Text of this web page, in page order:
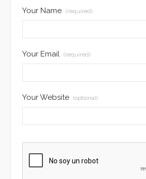
Your Name (required)
Your Email (required)
Your Website (optional)